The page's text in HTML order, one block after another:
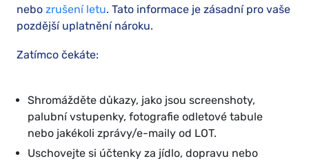
nebo zrušení letu. Tato informace je zásadní pro vaše
pozdější uplatnění nároku.
Zatímco čekáte:
Shromážděte důkazy, jako jsou screenshoty,
palubní vstupenky, fotografie odletové tabule
nebo jakékoli zprávy/e-maily od LOT.
Uschovejte si účtenky za jídlo, dopravu nebo